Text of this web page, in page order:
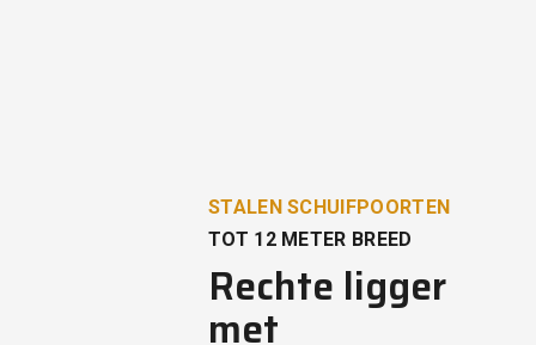
STALEN SCHUIFPOORTEN
TOT 12 METER BREED
Rechte ligger
met